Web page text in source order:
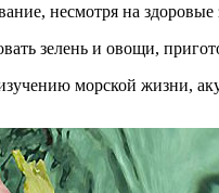
несмотря на
зелень и овощи,
морской жизни,